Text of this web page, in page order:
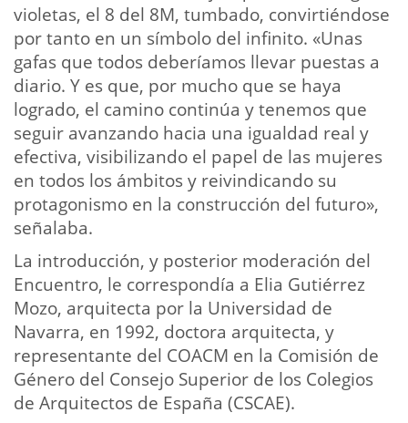
violetas, el 8 del 8M, tumbado, convirtiéndose
por tanto en un símbolo del infinito. «Unas
gafas que todos deberíamos llevar puestas a
diario. Y es que, por mucho que se haya
logrado, el camino continúa y tenemos que
seguir avanzando hacia una igualdad real y
efectiva, visibilizando el papel de las mujeres
en todos los ámbitos y reivindicando su
protagonismo en la construcción del futuro»,
señalaba.
La introducción, y posterior moderación del
Encuentro, le correspondía a Elia Gutiérrez
Mozo, arquitecta por la Universidad de
Navarra, en 1992, doctora arquitecta, y
representante del COACM en la Comisión de
Género del Consejo Superior de los Colegios
de Arquitectos de España (CSCAE).